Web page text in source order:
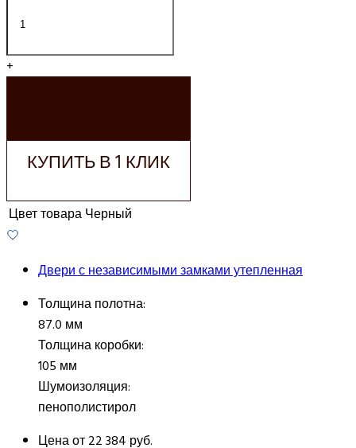
+
КУПИТЬ В 1 КЛИК
Цвет товараЧерный
Двери с независимыми замками утепленная
Толщина полотна:
87.0 мм
Толщина коробки:
105 мм
Шумоизоляция:
пенополистирол
Цена от22 384 руб.